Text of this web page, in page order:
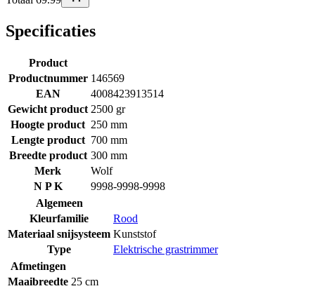
Specificaties
Product
Productnummer 146569
EAN
4008423913514
Gewicht product 2500 gr
Hoogte product 250 mm
Lengte product 700 mm
Breedte product 300 mm
Merk
Wolf
N P K
9998-9998-9998
Algemeen
Kleurfamilie
Rood
Materiaal snijsysteem Kunststof
Type
Elektrische grastrimmer
Afmetingen
Maaibreedte 25 cm